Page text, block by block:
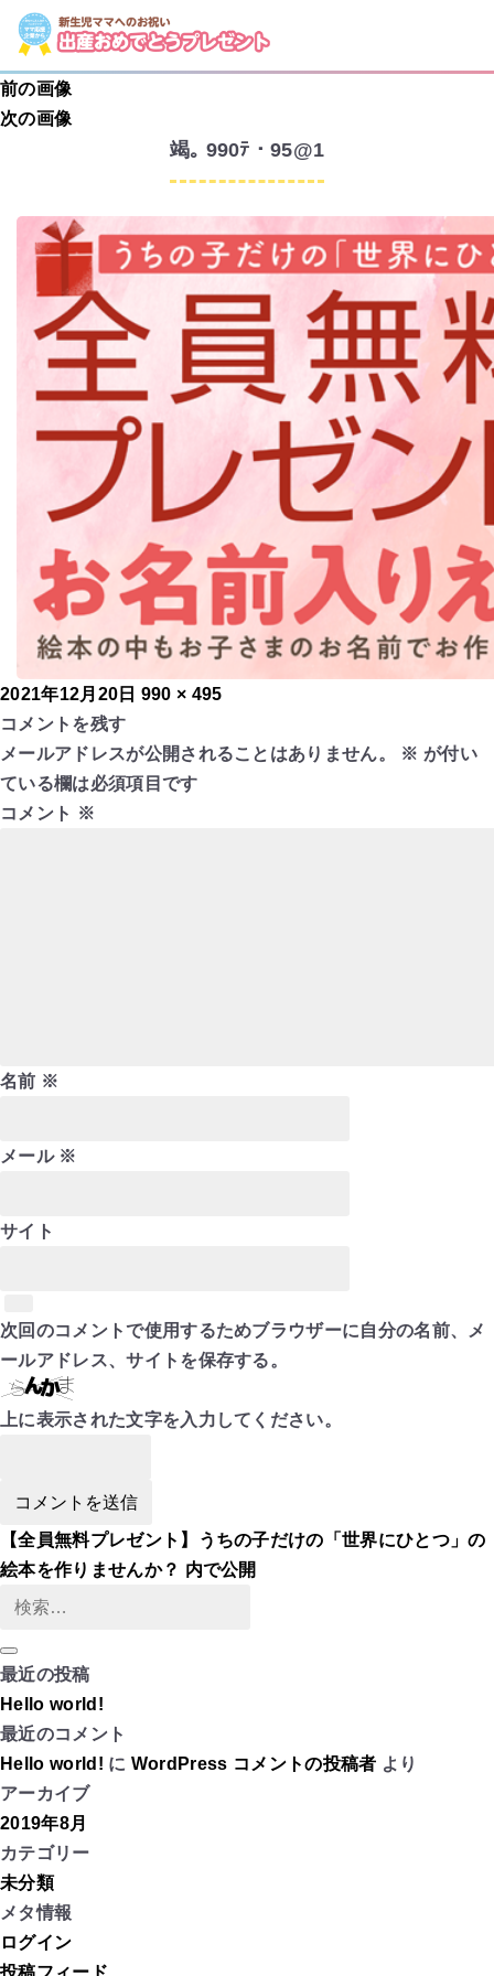
前の画像
次の画像
竭｡ 990ﾃ・95@1
投
稿
日:
2021年12月20日 フ
サ
イ
990 × 495
コメントを残す
メールアドレスが公開されることはありません。
※ が付い
ている欄は必須項目です
コメント ※
名前 ※
メール ※
サイト
次回のコメントで使用するためブラウザーに自分の名前、メ
ールアドレス、サイトを保存する。
上に表示された文字を入力してください。
投
稿
ナ
ゲ
ー
ョ
【全員無料プレゼント】うちの子だけの「世界にひとつ」の
絵本を作りませんか？ 内で公開
検
検
索
最近の投稿
Hello world!
最近のコメント
Hello world! に WordPress コメントの投稿者 より
アーカイブ
2019年8月
カテゴリー
未分類
メタ情報
ログイン